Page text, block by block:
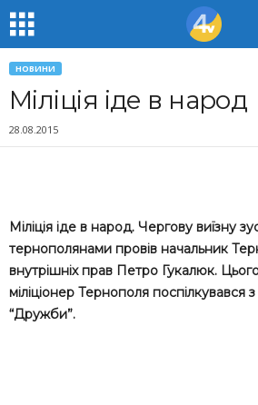
НОВИНИ
Міліція іде в народ
28.08.2015
Міліція іде в народ. Чергову виїзну
тернополянами провів начальник
внутрішніх прав Петро Гукалюк.
міліціонер Тернополя
“Дружби”.